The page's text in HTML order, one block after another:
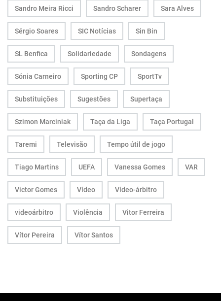
Sandro Meira Ricci Sandro Scharer Sara Alves
Sérgio Soares SIC Notícias Sin Bin
SL Benfica Solidariedade Sondagens
Sónia Carneiro Sporting CP SportTv
Substituições Sugestões Supertaça
Szimon Marciniak Taça da Liga Taça Portugal
Taremi Televisão Tempo útil de jogo
Tiago Martins UEFA Vanessa Gomes VAR
Victor Gomes Vídeo Vídeo-árbitro
videoárbitro Violência Vitor Ferreira
Vítor Pereira Vítor Santos